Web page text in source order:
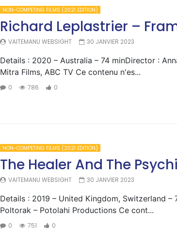
NON-COMPETING FILMS (2021 EDITION)
Richard Leplastrier –
VAITEMANU WEBSIGHT 30 JANVIER 2023
Details : 2020 – Australia – 74 minDirector :
Mitra Films, ABC TV Ce contenu n'es...
0 786 0
NON-COMPETING FILMS (2021 EDITION)
The Healer And The
VAITEMANU WEBSIGHT 30 JANVIER 2023
Details : 2019 – United Kingdom, Switzerland
Poltorak – Potolahi Productions Ce cont...
0 751 0